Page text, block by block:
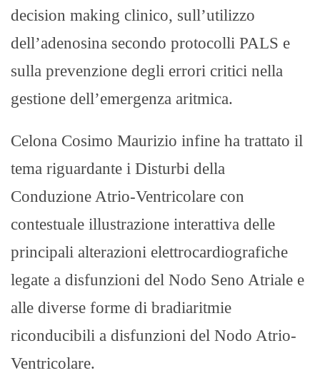
decision making clinico, sull’utilizzo
dell’adenosina secondo protocolli PALS e
sulla prevenzione degli errori critici nella
gestione dell’emergenza aritmica.
Celona Cosimo Maurizio infine ha trattato il
tema riguardante i Disturbi della
Conduzione Atrio-Ventricolare con
contestuale illustrazione interattiva delle
principali alterazioni elettrocardiografiche
legate a disfunzioni del Nodo Seno Atriale e
alle diverse forme di bradiaritmie
riconducibili a disfunzioni del Nodo Atrio-
Ventricolare.